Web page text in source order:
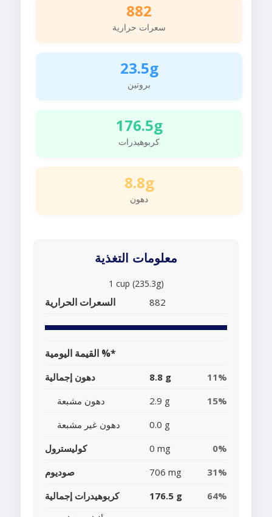
882
سعرات حرارية
23.5g
بروتين
176.5g
كربوهيدرات
8.8g
دهون
معلومات التغذية
1 cup (235.3g)
السعرات الحرارية 882
القيمة اليومية %*
دهون إجمالية 8.8 g
11%
دهون مشبعة
2.9 g
15%
دهون غير مشبعة
0.0 g
كوليسترول
0 mg
0%
صوديوم
706 mg
31%
كربوهيدرات إجمالية
176.5 g
64%